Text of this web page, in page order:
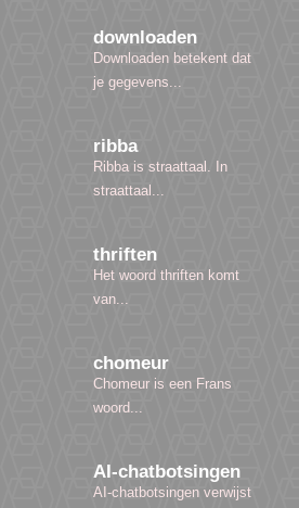
downloaden
Downloaden betekent dat
je gegevens...
ribba
Ribba is straattaal. In
straattaal...
thriften
Het woord thriften komt
van...
chomeur
Chomeur is een Frans
woord...
AI-chatbotsingen
AI-chatbotsingen verwijst